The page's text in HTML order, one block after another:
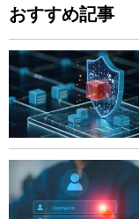
おすすめ記事